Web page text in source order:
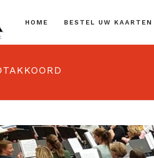
HOME BESTEL UW KAARTEN